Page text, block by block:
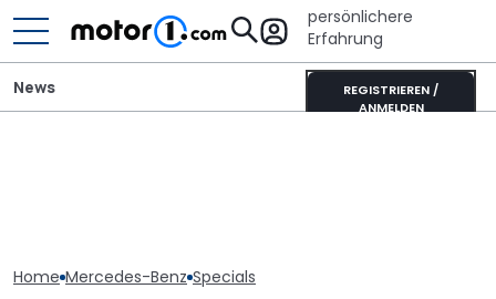
persönlichere
Erfahrung
REGISTRIEREN /
ANMELDEN
News
Home Mercedes-Benz Specials